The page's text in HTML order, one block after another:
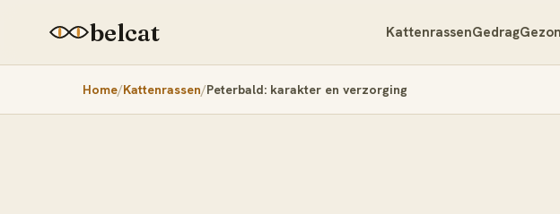
belcat KattenrassenGedrag
Home Kattenrassen Peterbald: karakter en verzorging